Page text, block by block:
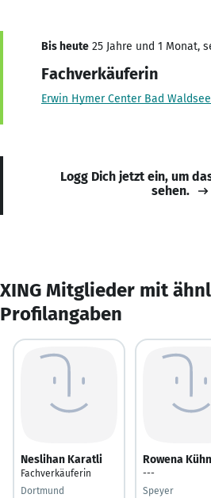
Bis heute 25 Jahre und 1 Monat,
Fachverkäuferin
Erwin Hymer Center Bad
Logg Dich jetzt ein, um
sehen.
XING Mitglieder mit
Profilangaben
Neslihan Karatli
Fachverkäuferin
Dortmund
Rowena
---
Speyer